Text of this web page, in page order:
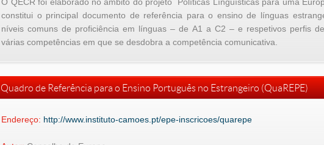
constitui o principal documento de referência para o ensino de línguas
níveis comuns de proficiência em línguas – de A1 a C2 – e respetivos perfis
várias competências em que se desdobra a competência comunicativa.
Quadro de Referência para o Ensino Português no Estrangeiro (QuaREPE)
Endereço: http://www.instituto-camoes.pt/epe-inscricoes/quarepe